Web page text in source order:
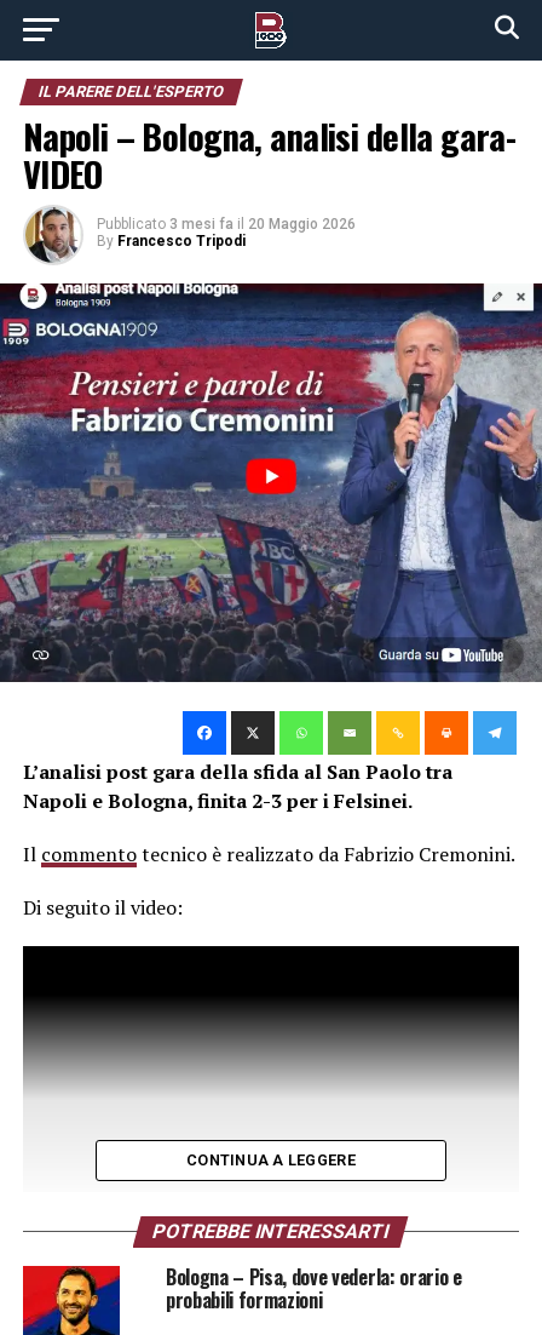
IL PARERE DELL'ESPERTO
Napoli – Bologna, analisi della gara-
VIDEO
Pubblicato 3 mesi fa il 20 Maggio 2026
By Francesco Tripodi
L’analisi post gara della sfida al San Paolo tra
Napoli e Bologna, finita 2-3 per i Felsinei.
Il commentotecnico è realizzato da Fabrizio Cremonini.
Di seguito il video:
CONTINUA A LEGGERE
POTREBBE INTERESSARTI
Bologna – Pisa, dove vederla: orario e
probabili formazioni